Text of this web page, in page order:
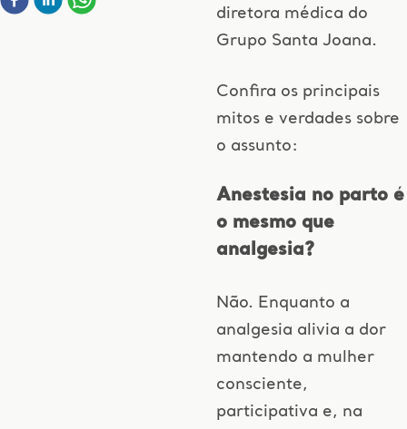
diretora médica do
Grupo Santa Joana.
Confira os principais
mitos e verdades sobre
o assunto:
Anestesia no parto é
o mesmo que
analgesia?
Não. Enquanto a
analgesia alivia a dor
mantendo a mulher
consciente,
participativa e, na